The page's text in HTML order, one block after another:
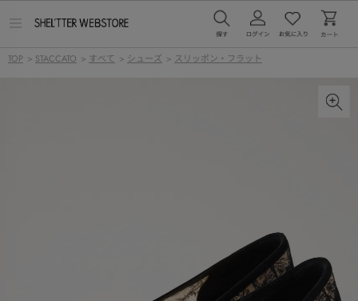
ー
TOP > STACCATO > すべて > シューズ > スリッポン・フラット